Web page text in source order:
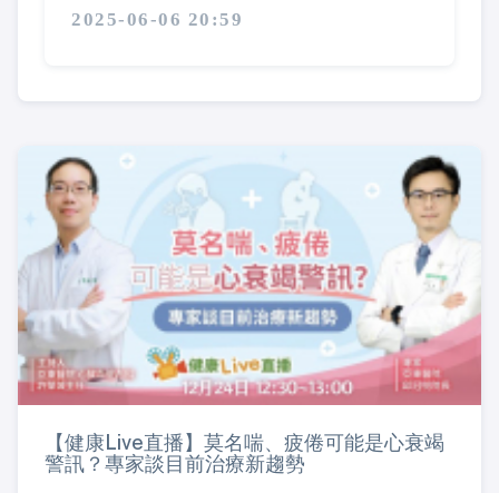
2025-06-06 20:59
【健康Live直播】莫名喘、疲倦可能是心衰竭
警訊？專家談目前治療新趨勢